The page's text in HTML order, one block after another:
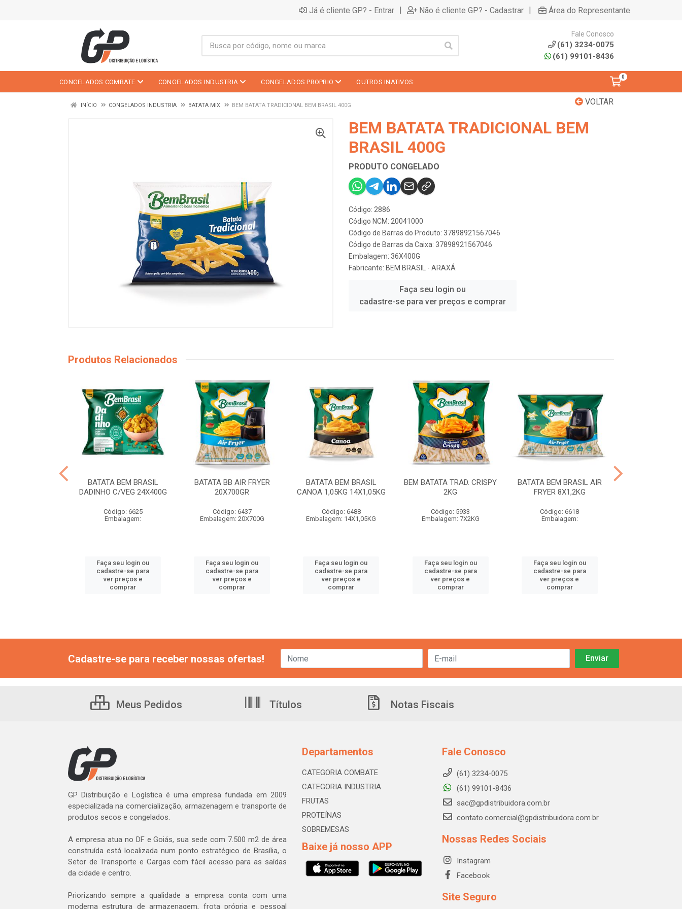
Já é cliente GP? - Entrar | Não é cliente GP? - Cadastrar | Área do Representante
Fale Conosco
(61) 3234-0075
(61) 99101-8436
CONGELADOS COMBATE CONGELADOS INDUSTRIA CONGELADOS PROPRIO OUTROS INATIVOS
0
VOLTAR
INÍCIO CONGELADOS INDUSTRIA BATATA MIX BEM BATATA TRADICIONAL BEM BRASIL 400G
BEM BATATA TRADICIONAL BEM
BRASIL 400G
PRODUTO CONGELADO
Código: 2886
Código NCM: 20041000
Código de Barras do Produto: 37898921567046
Código de Barras da Caixa: 37898921567046
Embalagem: 36X400G
Fabricante: BEM BRASIL - ARAXÁ
Faça seu login ou
cadastre-se para ver preços e comprar
Produtos Relacionados
BATATA BEM BRASIL
DADINHO C/VEG 24X400G
Código: 6625
Embalagem:
Faça seu login ou
cadastre-se para
ver preços e
comprar
BATATA BB AIR FRYER
20X700GR
Código: 6437
Embalagem: 20X700G
Faça seu login ou
cadastre-se para
ver preços e
comprar
BATATA BEM BRASIL
CANOA 1,05KG 14X1,05KG
Código: 6488
Embalagem: 14X1,05KG
Faça seu login ou
cadastre-se para
ver preços e
comprar
BEM BATATA TRAD. CRISPY
2KG
Código: 5933
Embalagem: 7X2KG
Faça seu login ou
cadastre-se para
ver preços e
comprar
BATATA BEM BRASIL AIR
FRYER 8X1,2KG
Código: 6618
Embalagem:
Faça seu login ou
cadastre-se para
ver preços e
comprar
Cadastre-se para receber nossas ofertas!
Meus Pedidos Títulos Notas Fiscais
GP Distribuição e Logística é uma empresa fundada em 2009
especializada na comercialização, armazenagem e transporte de
produtos secos e congelados.
A empresa atua no DF e Goiás, sua sede com 7.500 m2 de área
construída está localizada num ponto estratégico de Brasília, o
Setor de Transporte e Cargas com fácil acesso para as saídas
da cidade e centro.
Priorizando sempre a qualidade a empresa conta com uma
moderna estrutura de armazenagem, frota própria e pessoal
Departamentos
CATEGORIA COMBATE
CATEGORIA INDUSTRIA
FRUTAS
PROTEÍNAS
SOBREMESAS
Baixe já nosso APP
Fale Conosco
(61) 3234-0075
(61) 99101-8436
sac@gpdistribuidora.com.br
contato.comercial@gpdistribuidora.com.br
Nossas Redes Sociais
Instagram
Facebook
Site Seguro